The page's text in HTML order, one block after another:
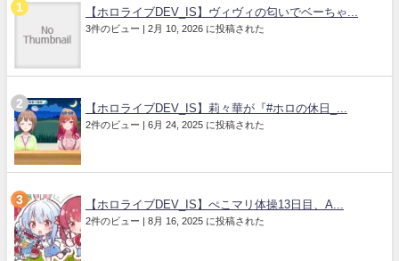
【ホロライブDEV_IS】ヴィヴィの匂いでベーちゃ...
3件のビュー | 2月 10, 2026 に投稿された
【ホロライブDEV_IS】莉々華が『#ホロの休日_...
2件のビュー | 6月 24, 2025 に投稿された
【ホロライブDEV_IS】ぺこマリ体操13日目、A...
2件のビュー | 8月 16, 2025 に投稿された